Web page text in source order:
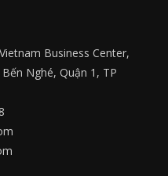
Business Center,
Nghé, Quận 1, TP